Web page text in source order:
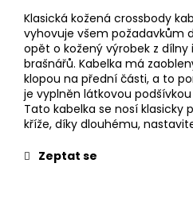
Klasická kožená crossbody
vyhovuje všem požadavkům
opět o kožený výrobek z
brašnářů. Kabelka má
klopou na přední části, a to
je vyplněn látkovou
Tato kabelka se nosí klasicky
kříže, díky dlouhému,
Zeptat se